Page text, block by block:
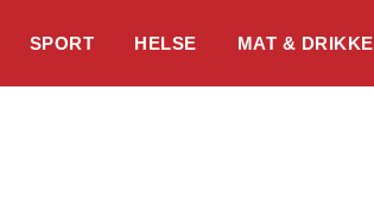
SPORT HELSE MAT & DRIKKE